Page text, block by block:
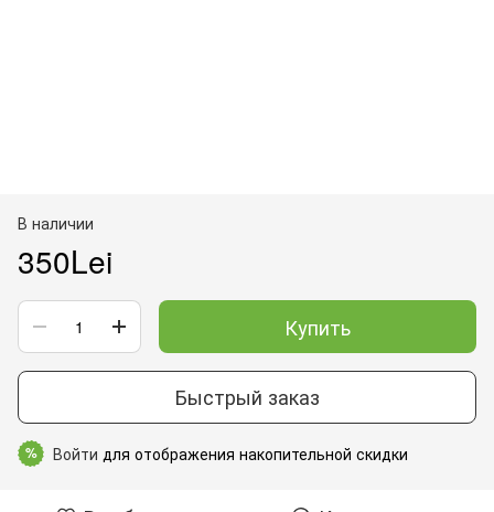
В наличии
350Lei
Купить
Быстрый заказ
% Войти для отображения накопительной скидки